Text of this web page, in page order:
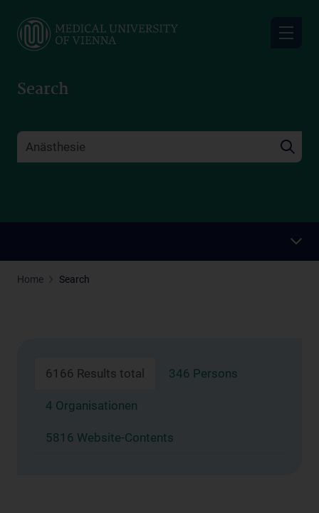
main
Search
Home Search
6166 Results total 346 Persons
4 Organisationen
5816 Website-Contents